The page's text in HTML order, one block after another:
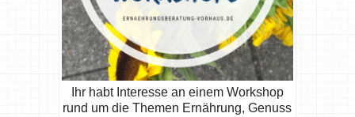
Ihr habt Interesse an einem Workshop
rund um die Themen Ernährung, Genuss